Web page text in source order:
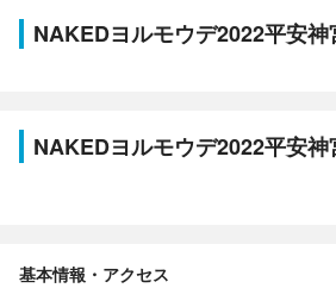
NAKEDヨルモウデ2022平安
NAKEDヨルモウデ2022平安神
基本情報・アクセス